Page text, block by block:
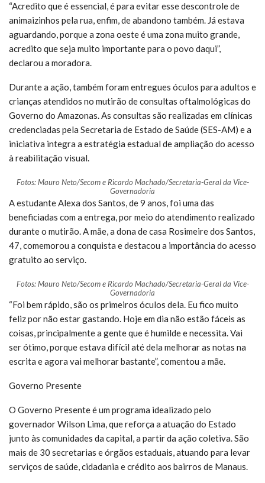
“Acredito que é essencial, é para evitar esse descontrole de
animaizinhos pela rua, enfim, de abandono também. Já estava
aguardando, porque a zona oeste é uma zona muito grande,
acredito que seja muito importante para o povo daqui”,
declarou a moradora.
Durante a ação, também foram entregues óculos para adultos e
crianças atendidos no mutirão de consultas oftalmológicas do
Governo do Amazonas. As consultas são realizadas em clínicas
credenciadas pela Secretaria de Estado de Saúde (SES-AM) e a
iniciativa integra a estratégia estadual de ampliação do acesso
à reabilitação visual.
Fotos: Mauro Neto/Secom e Ricardo Machado/Secretaria-Geral da Vice-
Governadoria
A estudante Alexa dos Santos, de 9 anos, foi uma das
beneficiadas com a entrega, por meio do atendimento realizado
durante o mutirão. A mãe, a dona de casa Rosimeire dos Santos,
47, comemorou a conquista e destacou a importância do acesso
gratuito ao serviço.
Fotos: Mauro Neto/Secom e Ricardo Machado/Secretaria-Geral da Vice-
Governadoria
“Foi bem rápido, são os primeiros óculos dela. Eu fico muito
feliz por não estar gastando. Hoje em dia não estão fáceis as
coisas, principalmente a gente que é humilde e necessita. Vai
ser ótimo, porque estava difícil até dela melhorar as notas na
escrita e agora vai melhorar bastante”, comentou a mãe.
Governo Presente
O Governo Presente é um programa idealizado pelo
governador Wilson Lima, que reforça a atuação do Estado
junto às comunidades da capital, a partir da ação coletiva. São
mais de 30 secretarias e órgãos estaduais, atuando para levar
serviços de saúde, cidadania e crédito aos bairros de Manaus.